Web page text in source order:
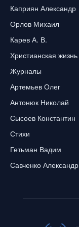
Каприян Александр
Орлов Михаил
Карев А. В.
Христианская жизнь
Журналы
Артемьев Олег
Антонюк Николай
Сысоев Константин
Стихи
Гетьман Вадим
Савченко Александр